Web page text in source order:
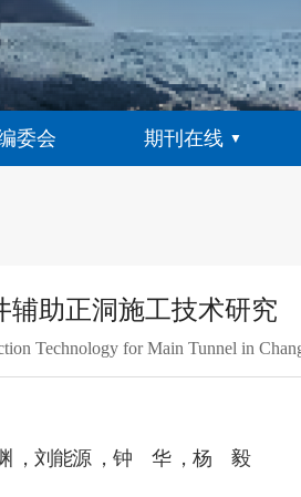
委会 期刊在线 ▼
辅助正洞施工技术研究
Technology for Main Tunnel in
，刘能源 ，钟 华 ，杨 毅